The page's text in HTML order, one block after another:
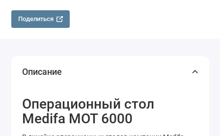
Поделиться
Описание
Операционный стол
Medifa MOT 6000